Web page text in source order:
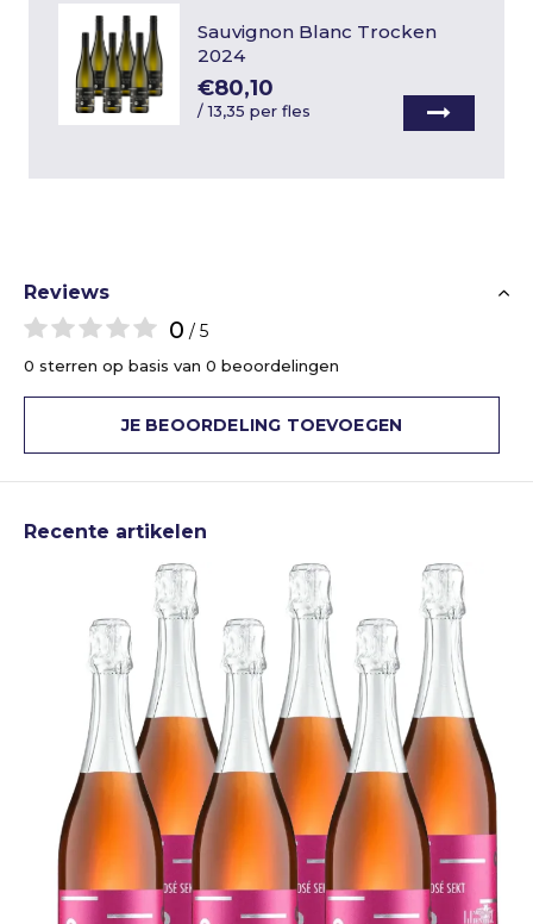
Sauvignon Blanc Trocken
2024
€80,10
/13,35 per fles
Reviews
0 / 5
0 sterren op basis van 0 beoordelingen
JE BEOORDELING TOEVOEGEN
Recente artikelen